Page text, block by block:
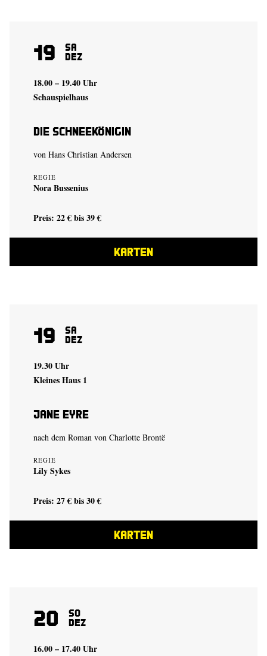
19 Sa
Dez
18.00 – 19.40 Uhr
Schauspielhaus
Die Schneekönigin
von Hans Christian Andersen
REGIE
Nora Bussenius
Preis: 22 € bis 39 €
KARTEN
19 Sa
Dez
19.30 Uhr
Kleines Haus 1
Jane Eyre
nach dem Roman von Charlotte Brontë
REGIE
Lily Sykes
Preis: 27 € bis 30 €
KARTEN
20 So
Dez
16.00 – 17.40 Uhr